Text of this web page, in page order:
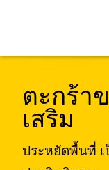
จีน (CN)
ฮ่องกง
ตะกร้า
เสริม
ประหยัดพื้นที่